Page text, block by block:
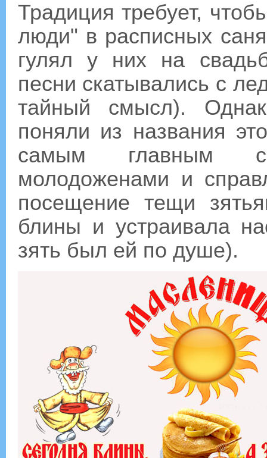
Традиция требует,
люди" в расписных
гулял у них на
песни скатывались с
тайный смысл).
поняли из названия
самым главным
молодоженами и
посещение тещи
блины и устраивала
зять был ей по душе).